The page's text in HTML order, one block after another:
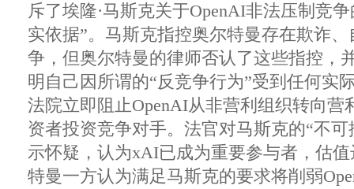
斥了埃隆·马斯克关于OpenAI非法压制竞
实依据”。马斯克指控奥尔特曼存在欺诈
争，但奥尔特曼的律师否认了这些指控，
明自己因所谓的“反竞争行为”受到任何实
法院立即阻止OpenAI从非营利组织转向营
资者投资竞争对手。法官对马斯克的“不
示怀疑，认为xAI已成为重要参与者，估
特曼一方认为满足马斯克的要求将削弱